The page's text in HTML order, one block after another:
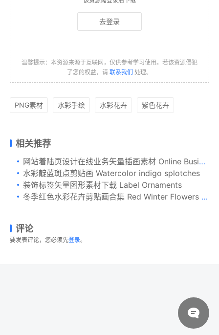
去登录
温馨提示：本资源来源于互联网，仅供参考学习使用。若该资源侵犯
了您的权益，请 联系我们 处理。
PNG素材 水彩手绘 水彩花卉 紫色花卉
相关推荐
网站着陆页设计在线业务矢量插画素材 Online Business Web Landing Page Illustration
水彩靛蓝斑点剪贴画 Watercolor indigo splotches
装饰标签矢量图形素材下载 Label Ornaments
冬季红色水彩花卉剪贴画合集 Red Winter Flowers Clipart Set
评论
要发表评论，您必须先登录。